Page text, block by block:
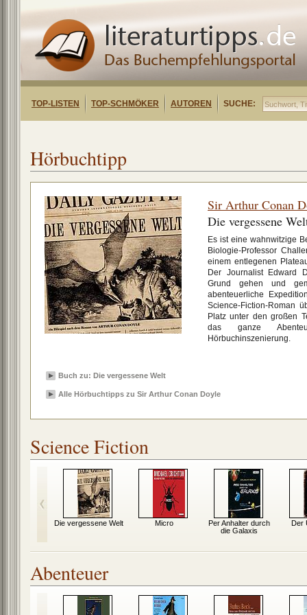
TOP-LISTEN TOP-SCHMÖKER AUTOREN SUCHE:
Hörbuchtipp
Sir Arthur Conan
Die vergessene
Es ist eine wahnwitzige
Biologie-Professor
einem entlegenen
Der Journalist Edward
Grund gehen und
abenteuerliche
Science-Fiction-Roman
Platz unter den großen
das ganze
Hörbuchinszenierung.
Buch zu: Die vergessene Welt
Alle Hörbuchtipps zu Sir Arthur Conan Doyle
Science Fiction
Die vergessene Welt Micro
Per Anhalter durch
die Galaxis
Der
Abenteuer